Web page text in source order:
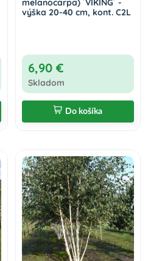
melanocarpa) ´VIKING´ -
výška 20-40 cm, kont. C2L
6,90 €
Skladom
Do košíka